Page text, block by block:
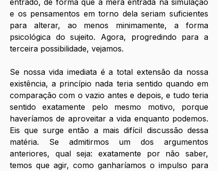
e os pensamentos em torno dela seriam suficientes
para alterar, ao menos minimamente, a forma
psicológica do sujeito. Agora, progredindo para a
terceira possibilidade, vejamos.
Se nossa vida imediata é a total extensão da nossa
existência, a princípio nada teria sentido quando em
comparação com o vazio antes e depois, e tudo teria
sentido exatamente pelo mesmo motivo, porque
haveríamos de aproveitar a vida enquanto podemos.
Eis que surge então a mais difícil discussão dessa
matéria. Se admitirmos um dos argumentos
anteriores, qual seja: exatamente por não saber,
temos que agir, como ganharíamos o impulso para